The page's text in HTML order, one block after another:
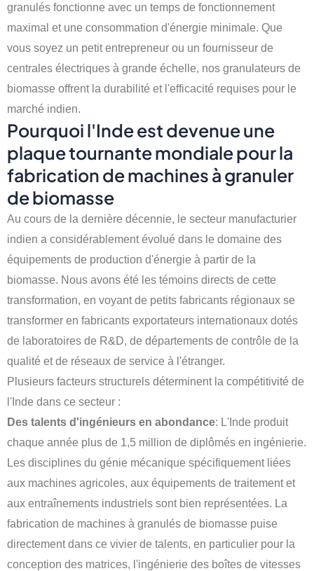
granulés fonctionne avec un temps de fonctionnement
maximal et une consommation d'énergie minimale. Que
vous soyez un petit entrepreneur ou un fournisseur de
centrales électriques à grande échelle, nos granulateurs de
biomasse offrent la durabilité et l'efficacité requises pour le
marché indien.
Pourquoi l'Inde est devenue une
plaque tournante mondiale pour la
fabrication de machines à granuler
de biomasse
Au cours de la dernière décennie, le secteur manufacturier
indien a considérablement évolué dans le domaine des
équipements de production d'énergie à partir de la
biomasse. Nous avons été les témoins directs de cette
transformation, en voyant de petits fabricants régionaux se
transformer en fabricants exportateurs internationaux dotés
de laboratoires de R&D, de départements de contrôle de la
qualité et de réseaux de service à l'étranger.
Plusieurs facteurs structurels déterminent la compétitivité de
l'Inde dans ce secteur :
Des talents d'ingénieurs en abondance: L'Inde produit
chaque année plus de 1,5 million de diplômés en ingénierie.
Les disciplines du génie mécanique spécifiquement liées
aux machines agricoles, aux équipements de traitement et
aux entraînements industriels sont bien représentées. La
fabrication de machines à granulés de biomasse puise
directement dans ce vivier de talents, en particulier pour la
conception des matrices, l'ingénierie des boîtes de vitesses